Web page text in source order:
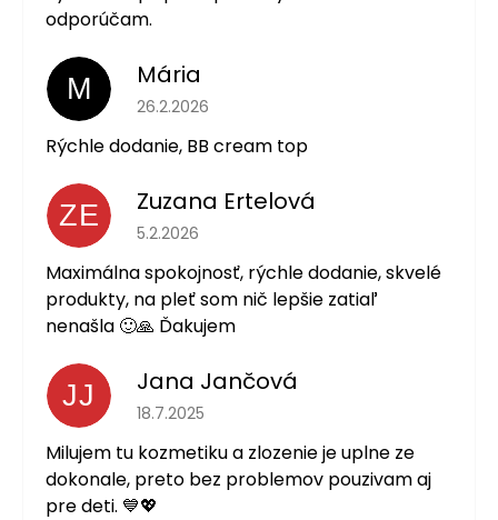
odporúčam.
M Mária
Hodnotenie obchodu je 5 z 5 hviezdičiek.
26.2.2026
Rýchle dodanie, BB cream top
ZE Zuzana Ertelová
Hodnotenie obchodu je 5 z 5 hviezdičiek.
5.2.2026
Maximálna spokojnosť, rýchle dodanie, skvelé
produkty, na pleť som nič lepšie zatiaľ
nenašla 🙂🙏 Ďakujem
JJ Jana Jančová
Hodnotenie obchodu je 5 z 5 hviezdičiek.
18.7.2025
Milujem tu kozmetiku a zlozenie je uplne ze
dokonale, preto bez problemov pouzivam aj
pre deti. 💙💖